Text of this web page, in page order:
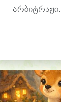
არბიტრაჟი.